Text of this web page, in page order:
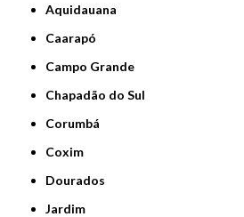
Aquidauana
Caarapó
Campo Grande
Chapadão do Sul
Corumbá
Coxim
Dourados
Jardim